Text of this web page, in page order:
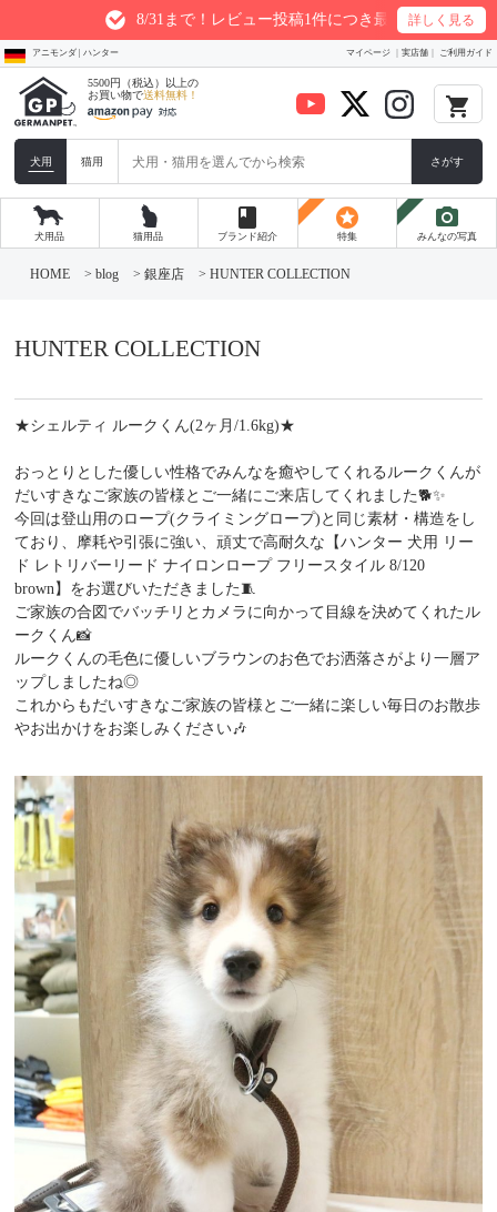
8/31まで！レビュー投稿1件につき最大200ptプレゼント
詳しく見る
アニモンダ | ハンター マイページ 実店舗 ご利用ガイド
5500円（税込）以上の
お買い物で送料無料！ local_grocery_store
犬用 猫用 さがす
犬用品 猫用品
book
ブランド紹介
stars
特集
photo_camera
みんなの写真
へ
ス
プ
HOME > blog > 銀座店 > HUNTER COLLECTION
HUNTER COLLECTION
★シェルティ ルークくん(2ヶ月/1.6kg)★
おっとりとした優しい性格でみんなを癒やしてくれるルークくんが
だいすきなご家族の皆様とご一緒にご来店してくれました🐕️✨️
今回は登山用のロープ(クライミングロープ)と同じ素材・構造をし
ており、摩耗や引張に強い、頑丈で高耐久な【ハンター 犬用 リー
ド レトリバーリード ナイロンロープ フリースタイル 8/120
brown】をお選びいただきました🧵
ご家族の合図でバッチリとカメラに向かって目線を決めてくれたル
ークくん📸
ルークくんの毛色に優しいブラウンのお色でお洒落さがより一層ア
ップしましたね◎
これからもだいすきなご家族の皆様とご一緒に楽しい毎日のお散歩
やお出かけをお楽しみください🎶